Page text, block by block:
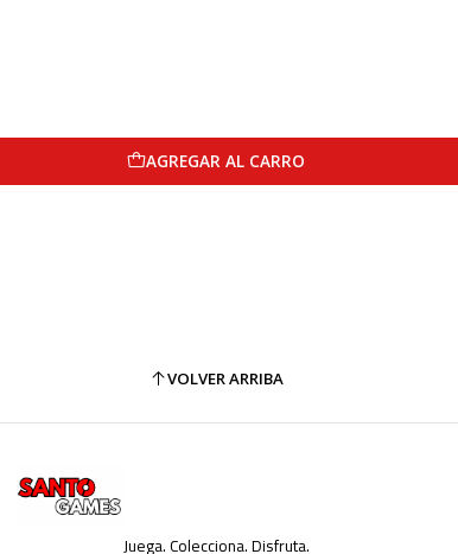
AGREGAR AL CARRO
VOLVER ARRIBA
Juega. Colecciona. Disfruta.